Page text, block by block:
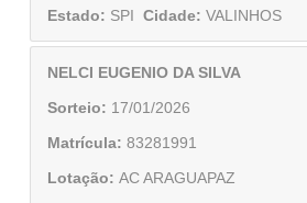
Estado: SPI Cidade: VALINHOS
NELCI EUGENIO DA SILVA
Sorteio: 17/01/2026
Matrícula: 83281991
Lotação: AC ARAGUAPAZ